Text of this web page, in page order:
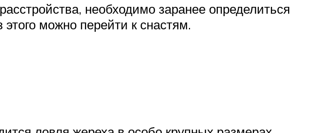
необходимо заранее определиться
этого можно перейти к снастям.